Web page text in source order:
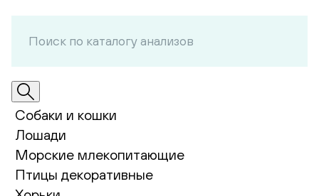
Собаки и кошки
Лошади
Морские млекопитающие
Птицы декоративные